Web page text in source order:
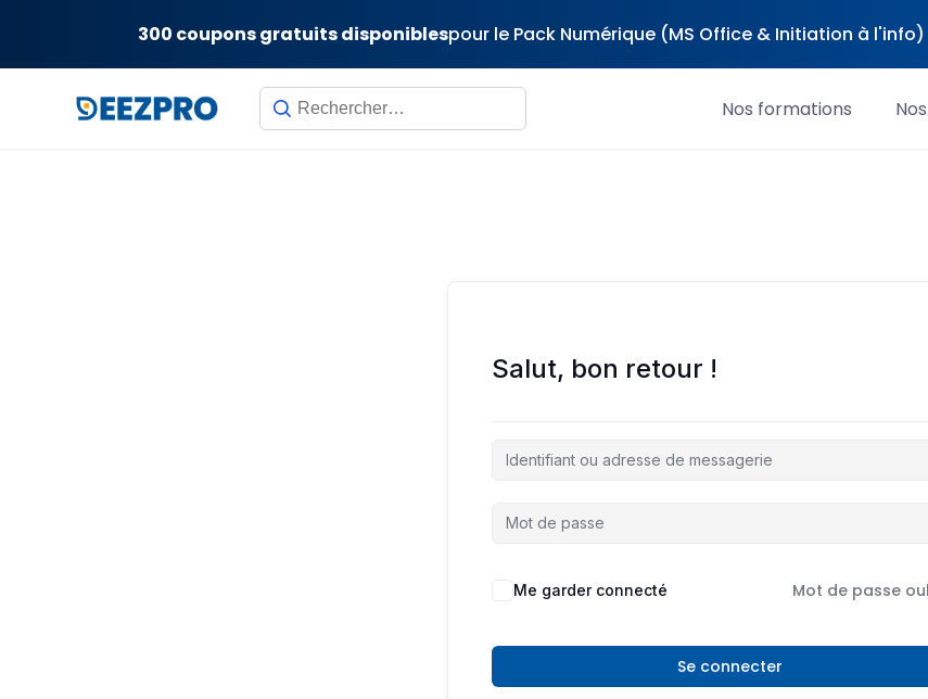
300 coupons gratuits disponiblespour le Pack Numérique (MS Office & Initiation à l'info)
Nos formations
Salut, bon retour !
Me garder connecté Mot de passe
Se connecter